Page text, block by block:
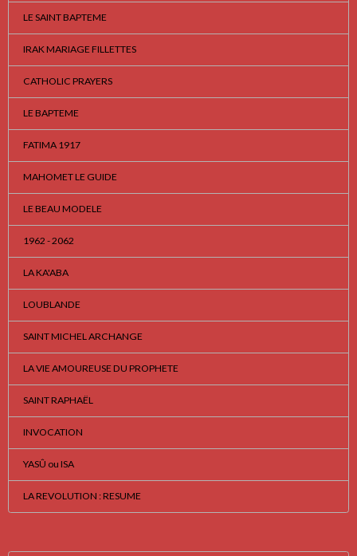
LE SAINT BAPTEME
IRAK MARIAGE FILLETTES
CATHOLIC PRAYERS
LE BAPTEME
FATIMA 1917
MAHOMET LE GUIDE
LE BEAU MODELE
1962 - 2062
LA KA'ABA
LOUBLANDE
SAINT MICHEL ARCHANGE
LA VIE AMOUREUSE DU PROPHETE
SAINT RAPHAËL
INVOCATION
YASÛ ou ISA
LA REVOLUTION : RESUME